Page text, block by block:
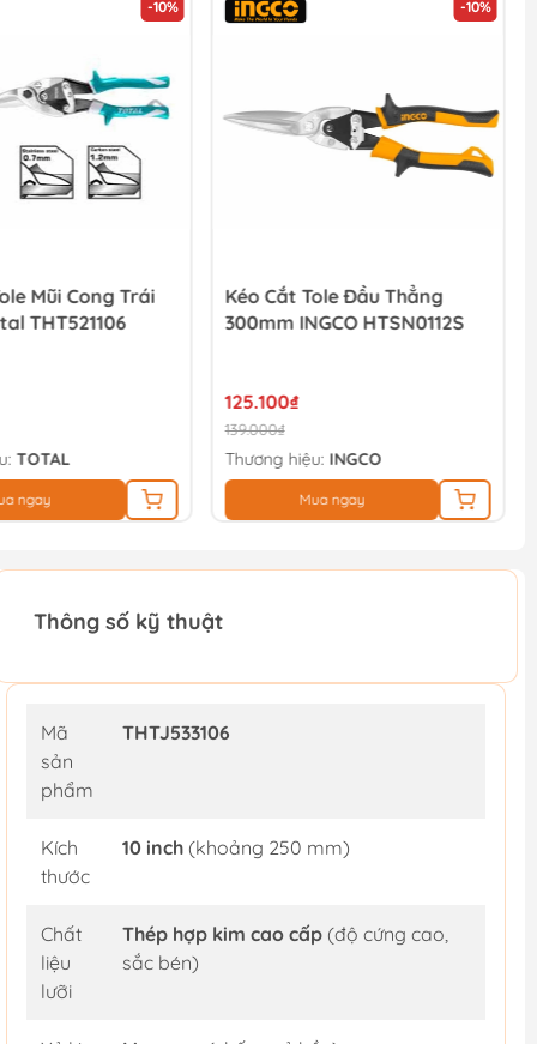
-10%
Mũi Cong Trái
THT521106
TOTAL
ngay
-10%
Kéo Cắt Tole Đầu Thẳng
300mm INGCO HTSN0112S
125.100₫
139.000₫
Thương hiệu: INGCO
Mua ngay
Thông số kỹ thuật
Mã
sản
phẩm
THTJ533106
Kích
thước
10 inch(khoảng 250 mm)
Chất
liệu
lưỡi
Thép hợp kim cao cấp(độ cứng cao,
sắc bén)